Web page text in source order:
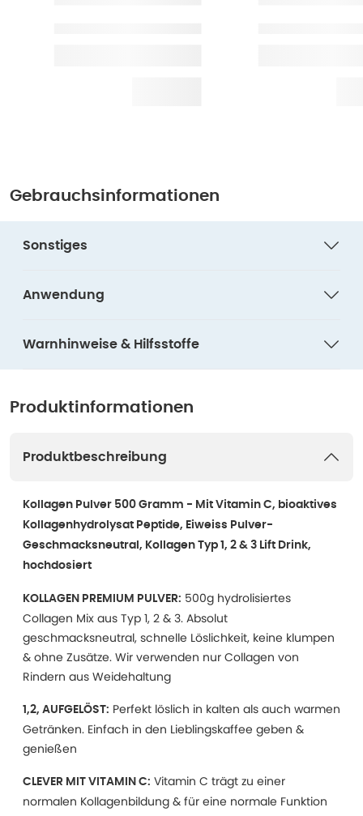
Gebrauchsinformationen
Sonstiges
Anwendung
Warnhinweise & Hilfsstoffe
Produktinformationen
Produktbeschreibung
Kollagen Pulver 500 Gramm - Mit Vitamin C, bioaktives
Kollagenhydrolysat Peptide, Eiweiss Pulver-
Geschmacksneutral, Kollagen Typ 1, 2 & 3 Lift Drink,
hochdosiert
KOLLAGEN PREMIUM PULVER: 500g hydrolisiertes
Collagen Mix aus Typ 1, 2 & 3. Absolut
geschmacksneutral, schnelle Löslichkeit, keine klumpen
& ohne Zusätze. Wir verwenden nur Collagen von
Rindern aus Weidehaltung
1,2, AUFGELÖST: Perfekt löslich in kalten als auch warmen
Getränken. Einfach in den Lieblingskaffee geben &
genießen
CLEVER MIT VITAMIN C: Vitamin C trägt zu einer
normalen Kollagenbildung & für eine normale Funktion